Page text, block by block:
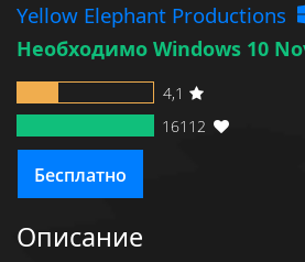
Yellow Elephant Productions
Необходимо Windows 10
4,1
16112
Бесплатно
Описание